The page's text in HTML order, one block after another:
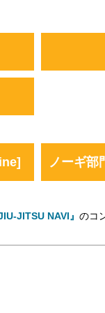
ノーギ部
JITSU NAVI』 のコ